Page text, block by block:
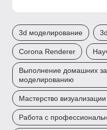
3d моделирование
Corona Renderer
Выполнение домашних
моделированию
Мастерство
Работа с